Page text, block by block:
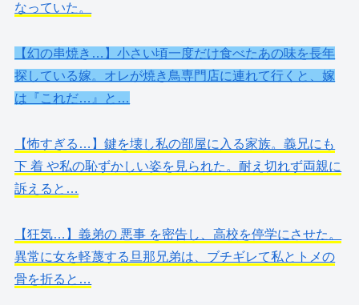
なっていた。
【幻の串焼き…】小さい頃一度だけ食べたあの味を長年
探している嫁。オレが焼き鳥専門店に連れて行くと、嫁
は『これだ…』と…
【怖すぎる…】鍵を壊し私の部屋に入る家族。義兄にも
下 着 や私の恥ずかしい姿を見られた。耐え切れず両親に
訴えると…
【狂気…】義弟の 悪事 を密告し、高校を停学にさせた。
異常に女を軽蔑する旦那兄弟は、ブチギレて私とトメの
骨を折ると…